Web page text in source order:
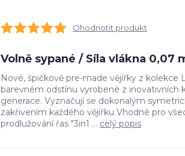
Ohodnotit produkt
Volně sypané / Síla vlákna 0,07
Nové, špičkově pre-made vějířky z kolekce
barevném odstínu vyrobené z inovativních
generace. Vyznačují se dokonalým
zakřivením každého vějířku Vhodné pro
prodlužování řas "3in1 ... celý popis